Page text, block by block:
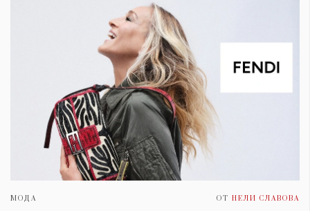
МОДА ОТ НЕЛИ СЛАВОВА